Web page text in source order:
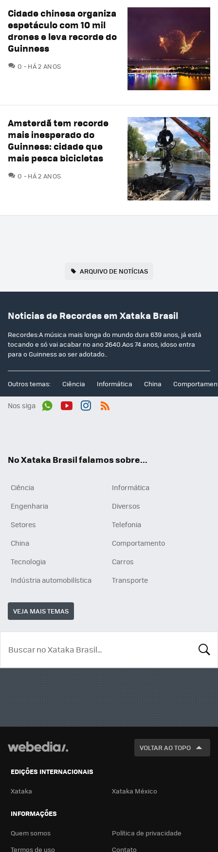
Cidade chinesa organiza
espetáculo com 10 mil
drones e leva recorde do
Guinness
0 COMENTÁRIOS
HÁ 2 ANOS
Amsterdã tem recorde
mais inesperado do
Guinness: cidade que
mais pesca bicicletas
0 COMENTÁRIOS
HÁ 2 ANOS
ARQUIVO DE NOTÍCIAS
Noticias de Recordes em Xataka Brasil
Recordes:A música mais longa do mundo dura 639 anos, já está
tocando e só vai acabar no ano 2640.Aos 74 anos, idoso entra
para o Guinness ao ser adotado..
Outros temas: Ciência Informática China
Nos siga
No Xataka Brasil falamos sobre...
Ciência
Informática
Engenharia
Diversos
Setores
Telefonia
China
Comportamento
Tecnologia
Carros
Indústria automobilística
Transporte
VEJA MAIS TEMAS
VOLTAR AO TOPO
EDIÇÕES INTERNACIONAIS
Xataka Xataka México
INFORMAÇÕES
Quem somos
Política de privacidade
Termos de uso
Contato